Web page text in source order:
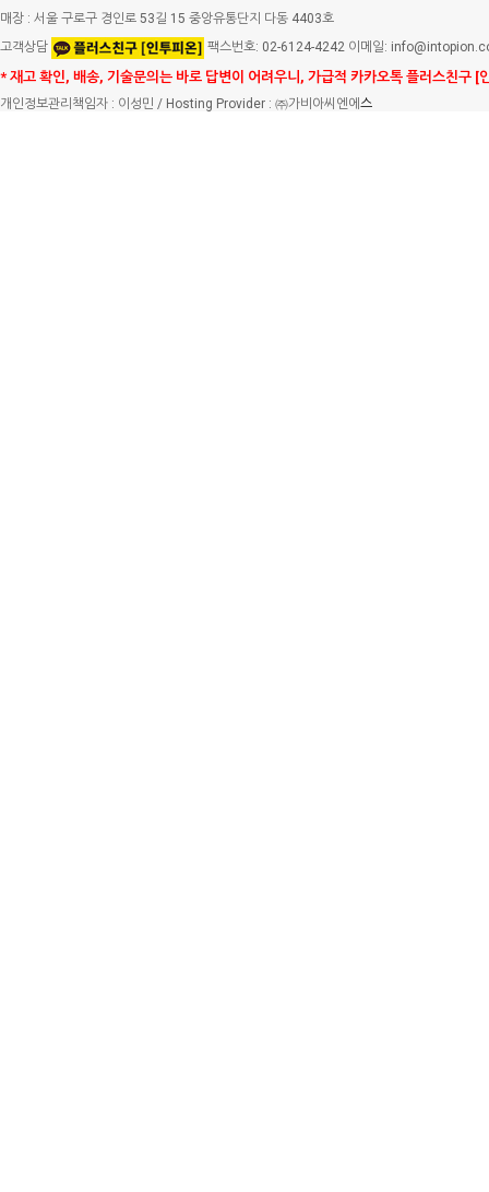
매장 : 서울 구로구 경인로 53길 15 중앙유통단지 다동 4403호
고객상담
팩스번호: 02-6124-4242 이메일:
* 재고 확인, 배송, 기술문의는 바로 답변이 어려우니, 가급적 카카오톡 플러스친구 [
개인정보관리책임자 : 이성민 / Hosting Provider : ㈜가비아씨엔에 스